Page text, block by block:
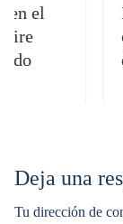
de
Deja una
Tu dirección de